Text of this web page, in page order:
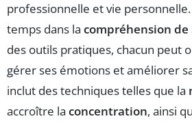
professionnelle et vie
temps dans la compréhension de
des outils pratiques, chacun peut
gérer ses émotions et améliorer
inclut des techniques telles que la
accroître la concentration, ainsi